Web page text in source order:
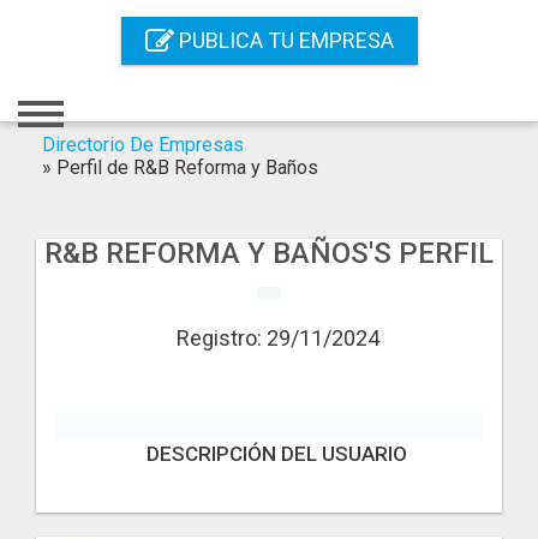
PUBLICA TU EMPRESA
Registro
Servicios Online
Publica Tu Empresa
Directorio De Empresas
» Perfil de R&B Reforma y Baños
R&B REFORMA Y BAÑOS'S PERFIL
Registro: 29/11/2024
DESCRIPCIÓN DEL USUARIO